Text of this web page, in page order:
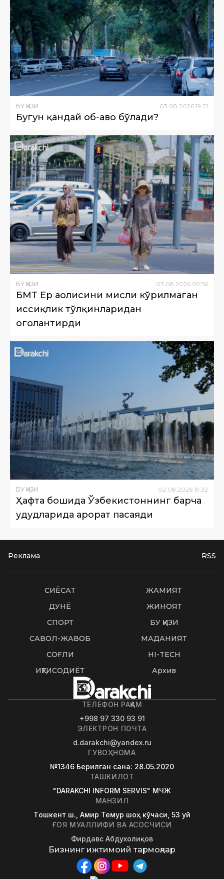
БУ ҚИЗИҚ 03.08.2026 19:21
Бугун қандай об-ҳаво бўлади?
БУ ҚИЗИҚ 03 08 2026 09:56
БМТ Ер аҳолисини мисли кўрилмаган
иссиқлик тўлқинларидан
огоҳлантирди
БУ ҚИЗИҚ 02.08.2026 19:32
Ҳафта бошида Ўзбекистоннинг барча
ҳудудларида ҳарорат пасаяди
Реклама RSS
СИËСАТ
ЖАМИЯТ
ДУНË
ЖИНОЯТ
СПОРТ
БУ ҚИЗИҚ
САВОЛ-ЖАВОБ
МАДАНИЯТ
СОҒЛИҚ
HI-TECH
ИҚТИСОДИЁТ
Архив
ТЕЛЕФОН РАҚАМ
+998 97 330 93 91
ЭЛЕКТРОН ПОЧТА
d.darakchi@yandex.ru
ГУВОҲНОМА
№1346 Берилган сана: 28.05.2020
ТАШКИЛОТ
"DARAKCHI INFORM SERVIS" МЧЖ
МАНЗИЛ
Tошкент ш., Амир Темур шоҳ кўчаси, 53 уй
ҒОЯ МУАЛЛИФИ ВА АСОСЧИСИ
Фирдавс Абдухолиқов
Бизнинг ижтимоий тармоқлар